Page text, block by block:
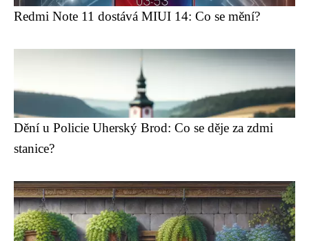
Redmi Note 11 dostává MIUI 14: Co se mění?
Dění u Policie Uherský Brod: Co se děje za zdmi
stanice?